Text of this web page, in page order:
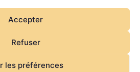
Accepter
Refuser
les préférences
dans le cadre du programme
Maison de l'Entreprise | Site par